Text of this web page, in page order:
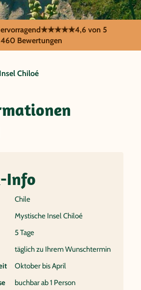
Insel
★★★★★4,6 von 5
460 Bewertungen
Chiloé
Info
Chile
Mystische Insel Chiloé
5 Tage
täglich zu Ihrem Wunschtermin
Oktober bis April
buchbar ab 1 Person